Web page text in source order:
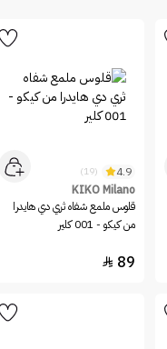
4.9
(19)
KIKO Milano
قلوس ملمع شفاه ثري دي هايدرا
من كيكو - 001 كلير
89
